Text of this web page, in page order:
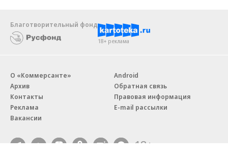
Благотворительный фонд
18+ реклама
О «Коммерсанте»
Архив
Контакты
Реклама
Вакансии
Android
Обратная связь
Правовая информация
E-mail рассылки
18+